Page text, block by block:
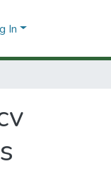
In